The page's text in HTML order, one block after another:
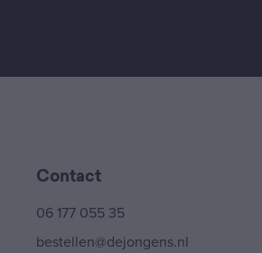
Contact
06 177 055 35
bestellen@dejongens.nl